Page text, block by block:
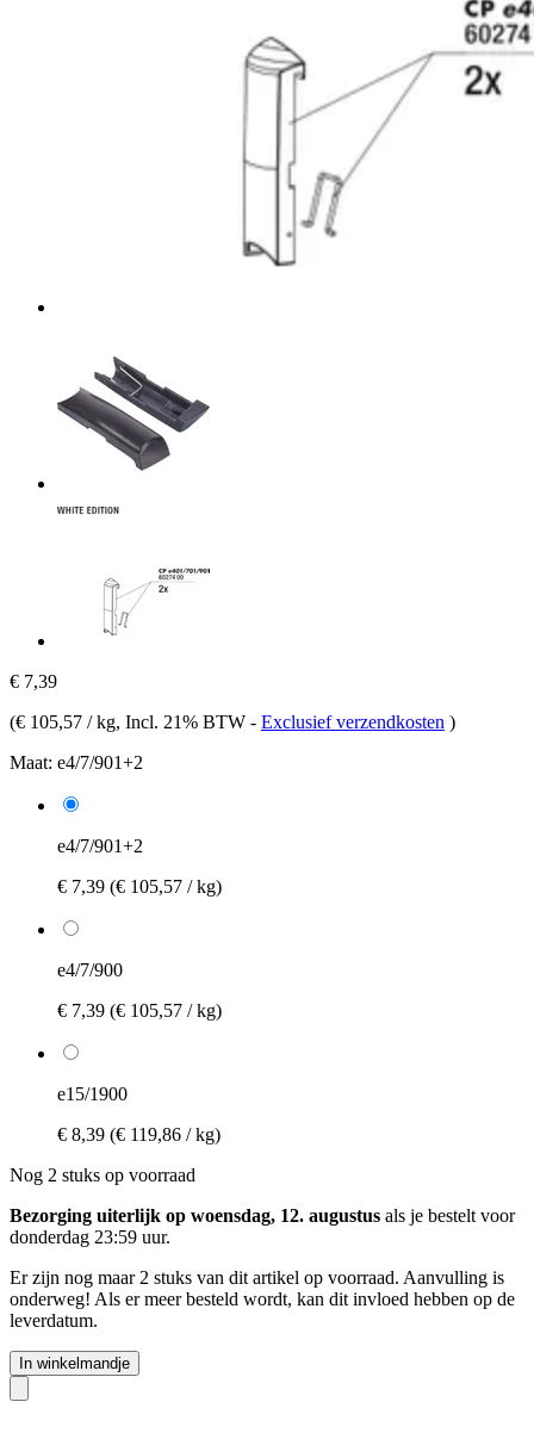
€ 7,39
(€ 105,57 / kg, Incl. 21% BTW - Exclusief verzendkosten )
Maat: e4/7/901+2
e4/7/901+2
€ 7,39 (€ 105,57 / kg)
e4/7/900
€ 7,39 (€ 105,57 / kg)
e15/1900
€ 8,39 (€ 119,86 / kg)
Nog 2 stuks op voorraad
Bezorging uiterlijk op woensdag, 12. augustus als je bestelt voor
donderdag 23:59 uur.
Er zijn nog maar 2 stuks van dit artikel op voorraad. Aanvulling is
onderweg! Als er meer besteld wordt, kan dit invloed hebben op de
leverdatum.
In winkelmandje